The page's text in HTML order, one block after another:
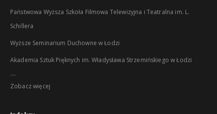
Państwowa Wyższa Szkoła Filmowa Telewizyjna i Teatralna im. L.
Schillera
Wyższe Seminarium Duchowne w Łodzi
Akademia Sztuk Pięknych im. Władysława Strzemińskiego w Łodzi
...
Zobacz więcej